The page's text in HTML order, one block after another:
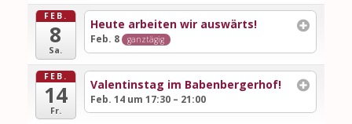
FEB.
8
Sa.
Heute arbeiten wir auswärts!
Feb. 8 ganztägig
FEB.
14
Fr.
Valentinstag im Babenbergerhof!
Feb. 14 um 17:30 – 21:00